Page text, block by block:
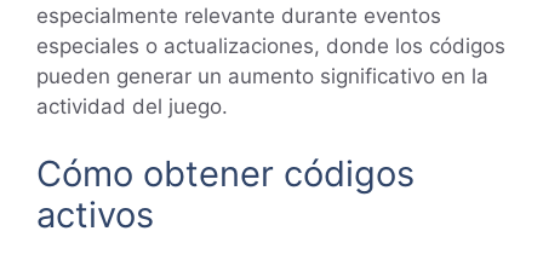
especialmente relevante durante eventos
especiales o actualizaciones, donde los códigos
pueden generar un aumento significativo en la
actividad del juego.
Cómo obtener códigos
activos